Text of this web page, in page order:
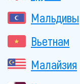
Мальдивы
Вьетнам
Малайзия